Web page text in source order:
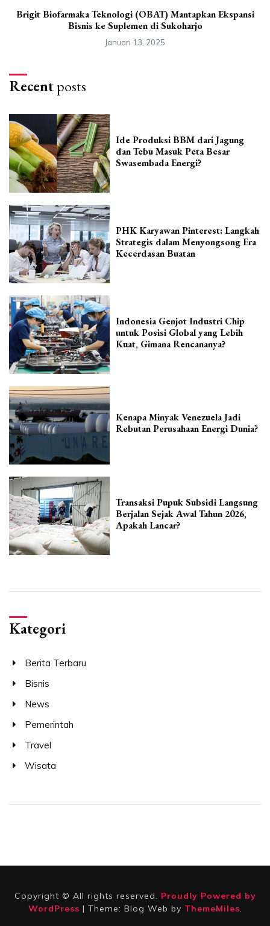
Brigit Biofarmaka Teknologi (OBAT) Mantapkan Ekspansi
Bisnis ke Suplemen di Sukoharjo
Januari 13, 2025
Recentposts
Ide Produksi BBM dari Jagung
dan Tebu Masuk Peta Besar
Swasembada Energi?
PHK Karyawan Pinterest: Langkah
Strategis dalam Menyongsong Era
Kecerdasan Buatan
Indonesia Genjot Industri Chip
untuk Posisi Global yang Lebih
Kuat, Gimana Rencananya?
Kenapa Minyak Venezuela Jadi
Rebutan Perusahaan Energi Dunia?
Transaksi Pupuk Subsidi Langsung
Berjalan Sejak Awal Tahun 2026,
Apakah Lancar?
Kategori
Berita Terbaru
Bisnis
News
Pemerintah
Travel
Wisata
Copyright © All rights reserved. Proudly Powered by
WordPress | Theme: Blog Web by ThemeMiles.